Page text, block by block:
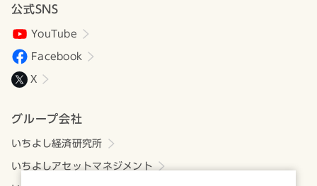
公式SNS
YouTube
Facebook
X
グループ会社
いちよし経済研究所
いちよしアセットマネジメント